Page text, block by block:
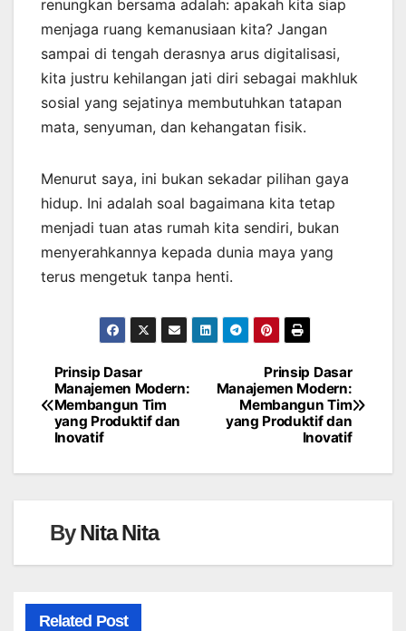
renungkan bersama adalah: apakah kita siap
menjaga ruang kemanusiaan kita? Jangan
sampai di tengah derasnya arus digitalisasi,
kita justru kehilangan jati diri sebagai makhluk
sosial yang sejatinya membutuhkan tatapan
mata, senyuman, dan kehangatan fisik.
Menurut saya, ini bukan sekadar pilihan gaya
hidup. Ini adalah soal bagaimana kita tetap
menjadi tuan atas rumah kita sendiri, bukan
menyerahkannya kepada dunia maya yang
terus mengetuk tanpa henti.
Navigasi
pos
Prinsip Dasar
Manajemen Modern:
Membangun Tim
yang Produktif dan
Inovatif
Prinsip Dasar
Manajemen Modern:
Membangun Tim
yang Produktif dan
Inovatif
ByNita Nita
Related Post